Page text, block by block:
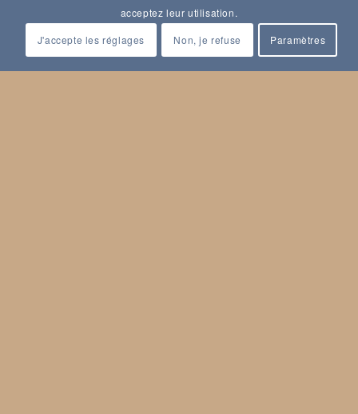
acceptez leur utilisation.
J'accepte les réglages Non, je refuse Paramètres